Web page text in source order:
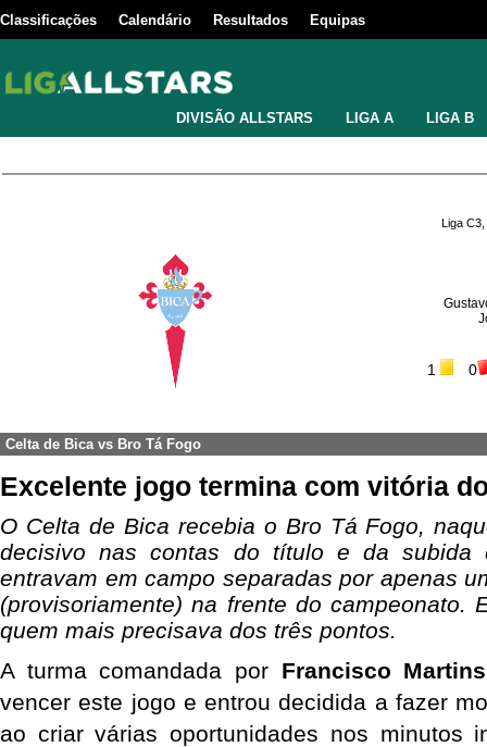
Classificações Calendário Resultados Equipas
DIVISÃO ALLSTARS LIGA A LIGA B
Liga
1 0
Celta de Bicavs Bro Tá Fogo
Excelente jogo termina com vitória
O Celta de Bica recebia o Bro Tá Fogo,
decisivo nas contas do título e da subida
entravam em campo separadas por apenas
(provisoriamente) na frente do campeonato.
quem mais precisava dos três pontos.
A turma comandada por Francisco Martins
vencer este jogo e entrou decidida a fazer
ao criar várias oportunidades nos minutos